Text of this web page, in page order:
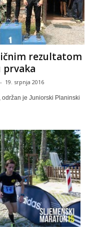
rezultatom
- 19. srpnja 2016
je Juniorski Planinski